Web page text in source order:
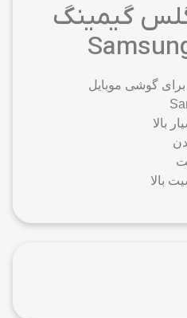
گیمینگ
گوشی موبایل
بالا
بالا